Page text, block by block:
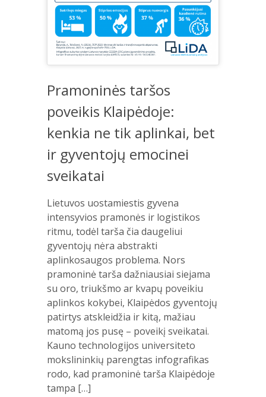
Pramoninės taršos
poveikis Klaipėdoje:
kenkia ne tik aplinkai, bet
ir gyventojų emocinei
sveikatai
Lietuvos uostamiestis gyvena
intensyvios pramonės ir logistikos
ritmu, todėl tarša čia daugeliui
gyventojų nėra abstrakti
aplinkosaugos problema. Nors
pramoninė tarša dažniausiai siejama
su oro, triukšmo ar kvapų poveikiu
aplinkos kokybei, Klaipėdos gyventojų
patirtys atskleidžia ir kitą, mažiau
matomą jos pusę – poveikį sveikatai.
Kauno technologijos universiteto
mokslininkių parengtas infografikas
rodo, kad pramoninė tarša Klaipėdoje
tampa […]